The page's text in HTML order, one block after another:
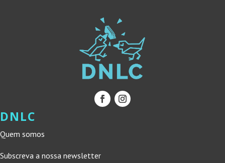
DNLC
Quem somos
Subscreva a nossa newsletter